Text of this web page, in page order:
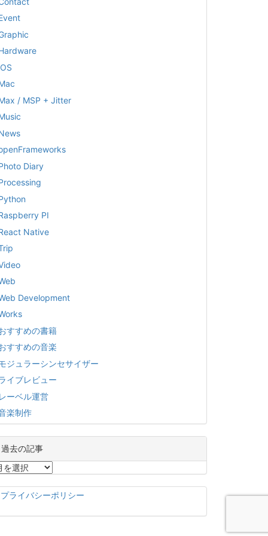
/ MSP + Jitter
Diary
PI
Native
Development
すすめの書籍
すすめの音楽
ジュラーシンセサイザー
イブレビュー
レーベル運営
楽制作
過去の記事
プライバシーポリシー